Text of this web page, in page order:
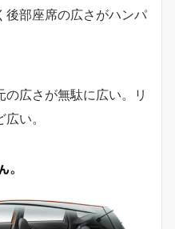
後部座席の広さがハンパ
広さが無駄に広い。リ
い。